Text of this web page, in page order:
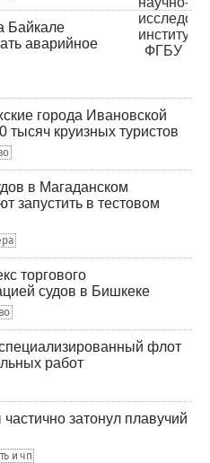
Байкале
аварийное
города Ивановской
тысяч круизных туристов
в Магаданском
запустить в тестовом
торгового
судов в Бишкеке
флот
работ
затонул плавучий
и чп